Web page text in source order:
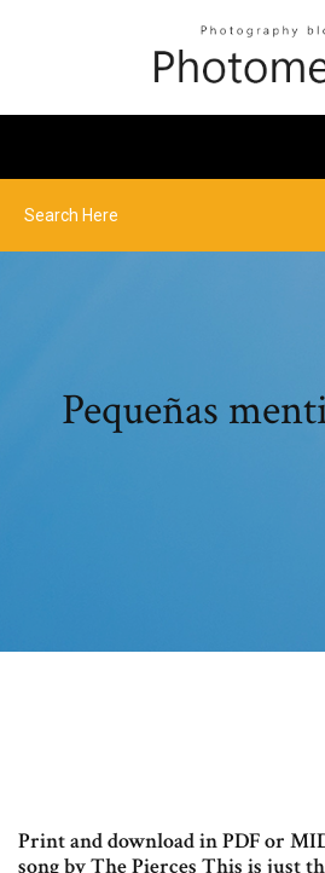
Pequeñas
Print and download in PDF or
song by The Pierces This is just